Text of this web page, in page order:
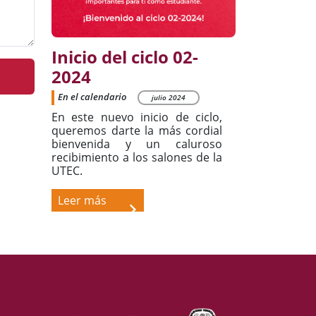
Inicio del ciclo 02-
2024
En el calendario julio 2024
En este nuevo inicio de ciclo,
queremos darte la más cordial
bienvenida y un caluroso
recibimiento a los salones de la
UTEC.
Leer más